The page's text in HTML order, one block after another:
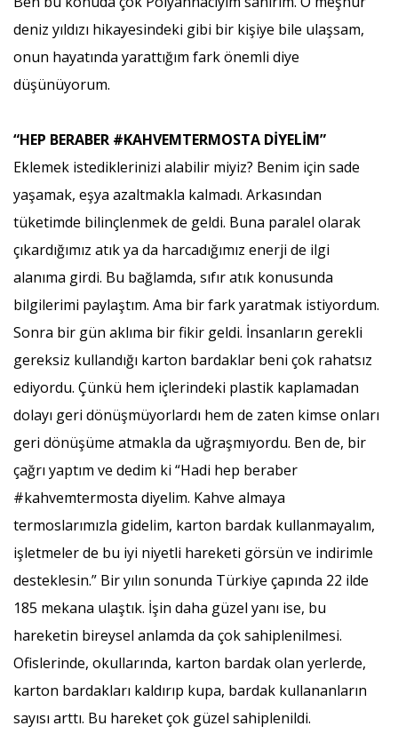
deniz yıldızı hikayesindeki gibi bir kişiye bile ulaşsam,
onun hayatında yarattığım fark önemli diye
düşünüyorum.
“HEP BERABER #KAHVEMTERMOSTA DİYELİM”
Eklemek istediklerinizi alabilir miyiz? Benim için sade
yaşamak, eşya azaltmakla kalmadı. Arkasından
tüketimde bilinçlenmek de geldi. Buna paralel olarak
çıkardığımız atık ya da harcadığımız enerji de ilgi
alanıma girdi. Bu bağlamda, sıfır atık konusunda
bilgilerimi paylaştım. Ama bir fark yaratmak istiyordum.
Sonra bir gün aklıma bir fikir geldi. İnsanların gerekli
gereksiz kullandığı karton bardaklar beni çok rahatsız
ediyordu. Çünkü hem içlerindeki plastik kaplamadan
dolayı geri dönüşmüyorlardı hem de zaten kimse onları
geri dönüşüme atmakla da uğraşmıyordu. Ben de, bir
çağrı yaptım ve dedim ki “Hadi hep beraber
#kahvemtermosta diyelim. Kahve almaya
termoslarımızla gidelim, karton bardak kullanmayalım,
işletmeler de bu iyi niyetli hareketi görsün ve indirimle
desteklesin.” Bir yılın sonunda Türkiye çapında 22 ilde
185 mekana ulaştık. İşin daha güzel yanı ise, bu
hareketin bireysel anlamda da çok sahiplenilmesi.
Ofislerinde, okullarında, karton bardak olan yerlerde,
karton bardakları kaldırıp kupa, bardak kullananların
sayısı arttı. Bu hareket çok güzel sahiplenildi.